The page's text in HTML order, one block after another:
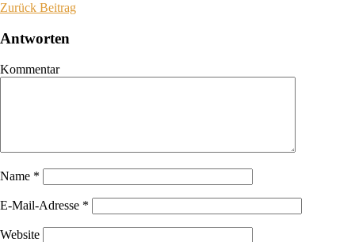
Zurück Beitrag
Antworten
Kommentar
Name *
E-Mail-Adresse *
Website